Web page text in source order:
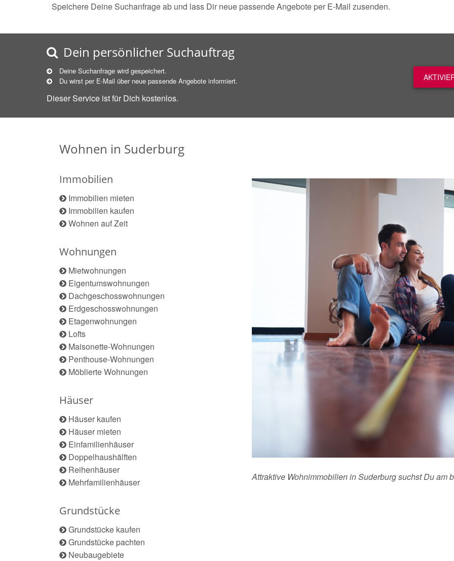
Speichere Deine Suchanfrage ab und lass Dir neue passende Angebote per E-Mail zusenden.
Dein persönlicher Suchauftrag
Deine Suchanfrage wird gespeichert.
Du wirst per E-Mail über neue passende Angebote informiert.
Dieser Service ist für Dich kostenlos.
Wohnen in Suderburg
Immobilien
Immobilien mieten
Immobilien kaufen
Wohnen auf Zeit
Wohnungen
Mietwohnungen
Eigentumswohnungen
Dachgeschosswohnungen
Erdgeschosswohnungen
Etagenwohnungen
Lofts
Maisonette-Wohnungen
Penthouse-Wohnungen
Möblierte Wohnungen
Häuser
Häuser kaufen
Häuser mieten
Einfamilienhäuser
Doppelhaushälften
Reihenhäuser
Mehrfamilienhäuser
Grundstücke
Grundstücke kaufen
Grundstücke pachten
Neubaugebiete
Attraktive Wohnimmobilien in Suderburg suchst Du am